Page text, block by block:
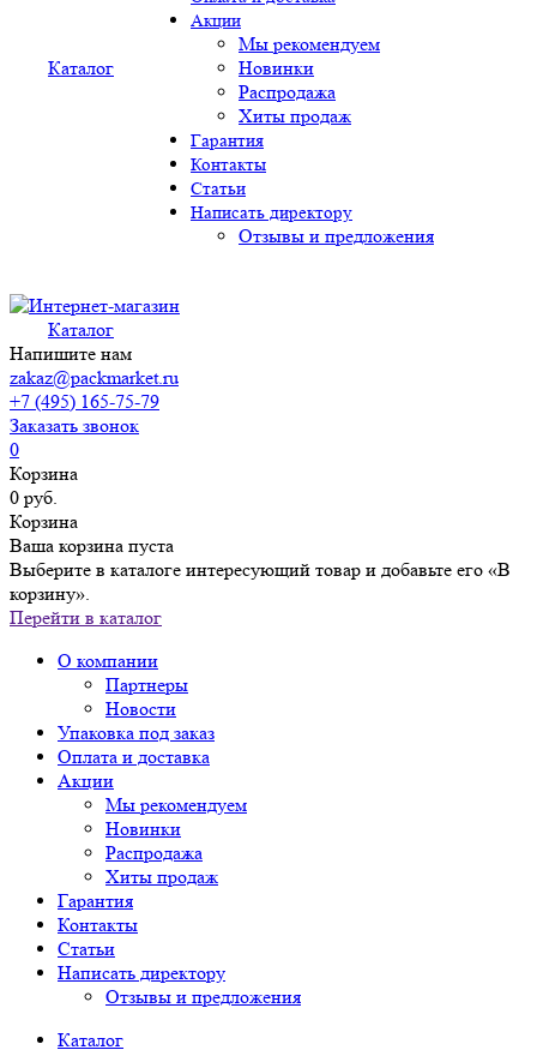
Каталог
Акции
Мы рекомендуем
Новинки
Распродажа
Хиты продаж
Гарантия
Контакты
Статьи
Написать директору
Отзывы и предложения
Каталог
Напишите нам
zakaz@packmarket.ru
+7 (495) 165-75-79
Заказать звонок
0
Корзина
0 руб.
Корзина
Ваша корзина пуста
Выберите в каталоге интересующий товар и добавьте его «В
корзину».
Перейти в каталог
О компании
Партнеры
Новости
Упаковка под заказ
Оплата и доставка
Акции
Мы рекомендуем
Новинки
Распродажа
Хиты продаж
Гарантия
Контакты
Статьи
Написать директору
Отзывы и предложения
Каталог